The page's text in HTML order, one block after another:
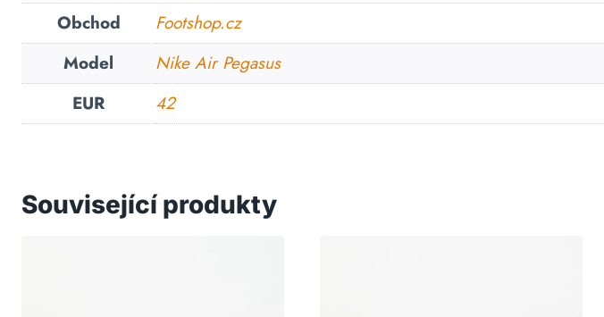
Obchod
Footshop.cz
Model
Nike Air Pegasus
EUR
42
Související produkty